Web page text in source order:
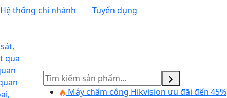
Hệ thống chi nhánh Tuyển dụng
Tìm
kiếm
Máy chấm công Hikvision ưu đãi đến 45%